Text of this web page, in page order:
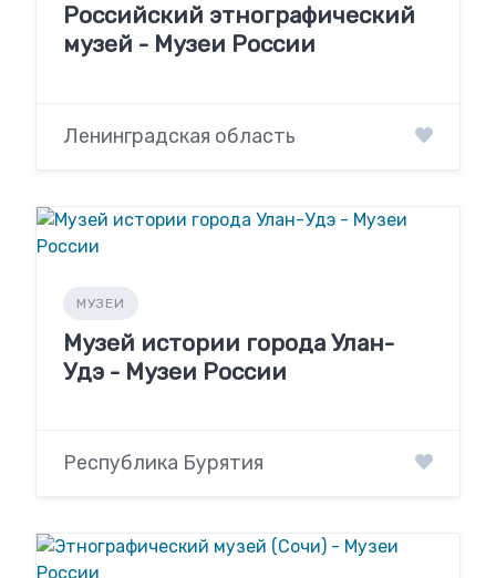
Российский этнографический
музей - Музеи России
Ленинградская область
МУЗЕИ
Музей истории города Улан-
Удэ - Музеи России
Республика Бурятия